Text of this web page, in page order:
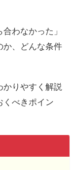
わなかった」
か、どんな条件
りやすく解説
くべきポイン